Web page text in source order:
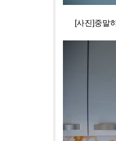
[사진]중말하